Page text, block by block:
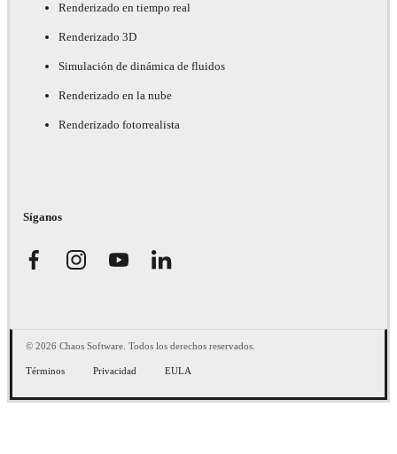
Renderizado en tiempo real
Renderizado 3D
Simulación de dinámica de fluidos
Renderizado en la nube
Renderizado fotorrealista
Síganos
© 2026 Chaos Software. Todos los derechos reservados.
Términos Privacidad EULA